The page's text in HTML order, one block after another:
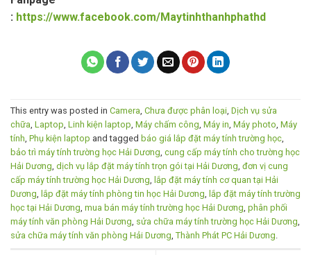
: https://www.facebook.com/Maytinhthanhphathd
This entry was posted in Camera, Chưa được phân loại, Dịch vụ sửa
chữa, Laptop, Linh kiện laptop, Máy chấm công, Máy in, Máy photo, Máy
tính, Phụ kiện laptop and tagged báo giá lắp đặt máy tính trường học,
bảo trì máy tính trường học Hải Dương, cung cấp máy tính cho trường học
Hải Dương, dịch vụ lắp đặt máy tính trọn gói tại Hải Dương, đơn vị cung
cấp máy tính trường học Hải Dương, lắp đặt máy tính cơ quan tại Hải
Dương, lắp đặt máy tính phòng tin học Hải Dương, lắp đặt máy tính trường
học tại Hải Dương, mua bán máy tính trường học Hải Dương, phân phối
máy tính văn phòng Hải Dương, sửa chữa máy tính trường học Hải Dương,
sửa chữa máy tính văn phòng Hải Dương, Thành Phát PC Hải Dương.